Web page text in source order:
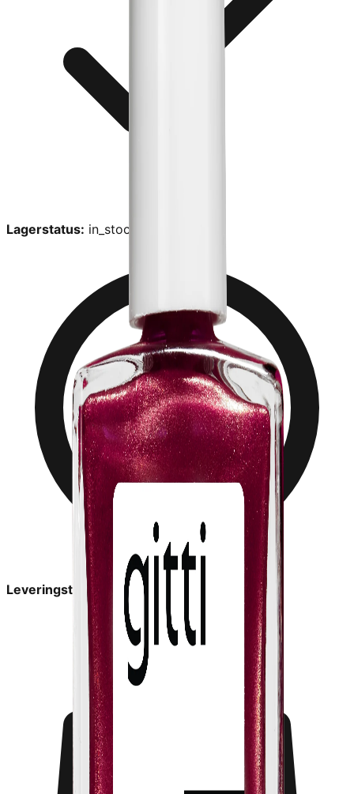
Lagerstatus: in_stock
Leveringstid: 2-6 dage